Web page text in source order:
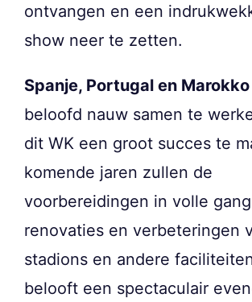
ontvangen en een
show neer te zetten.
Spanje, Portugal en Marokko
beloofd nauw samen te
dit WK een groot succes te
komende jaren zullen de
voorbereidingen in volle
renovaties en verbeteringen
stadions en andere
belooft een spectaculair